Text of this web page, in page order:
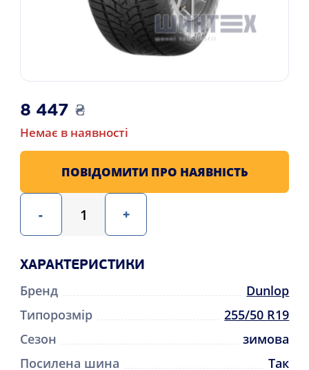
8 447 ₴
Немає в наявності
- +
ПОВІДОМИТИ ПРО НАЯВНІСТЬ
ХАРАКТЕРИСТИКИ
Бренд
Dunlop
Типорозмір
255/50 R19
Сезон
зимова
Посилена шина
Так